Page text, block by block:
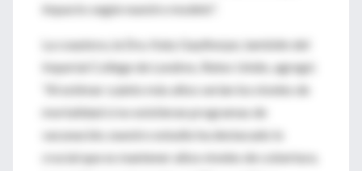
impacto según nuestro modelo".
La coautora, la Dra. Katy Gaythorpe, también del
Imperial College de Londres, Reino Unido, agregó:
"Al estimar cuánto más altos serían los niveles de
mortalidad si no existieran programas de
vacunación, nuestro estudio ha destacado lo
crucial que es mantener altos niveles de cobertura.